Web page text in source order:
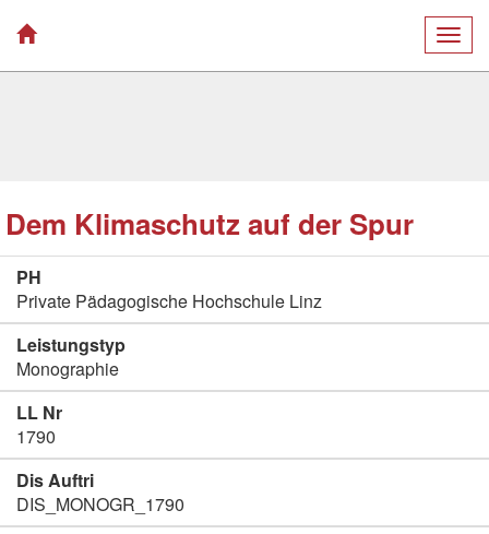
Dem Klimaschutz auf der Spur
PH
Private Pädagogische Hochschule Linz
Leistungstyp
Monographie
LL Nr
1790
Dis Auftri
DIS_MONOGR_1790